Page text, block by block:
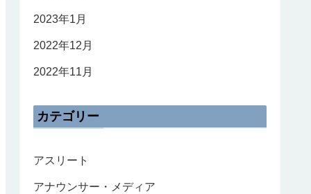
2023年1月
2022年12月
2022年11月
カテゴリー
アスリート
アナウンサー・メディア